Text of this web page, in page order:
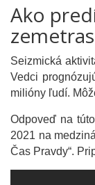
Ako
Seizmická
Vedci
milióny ľudí.
Odpoveď na
2021 na
Čas Pravdy“.